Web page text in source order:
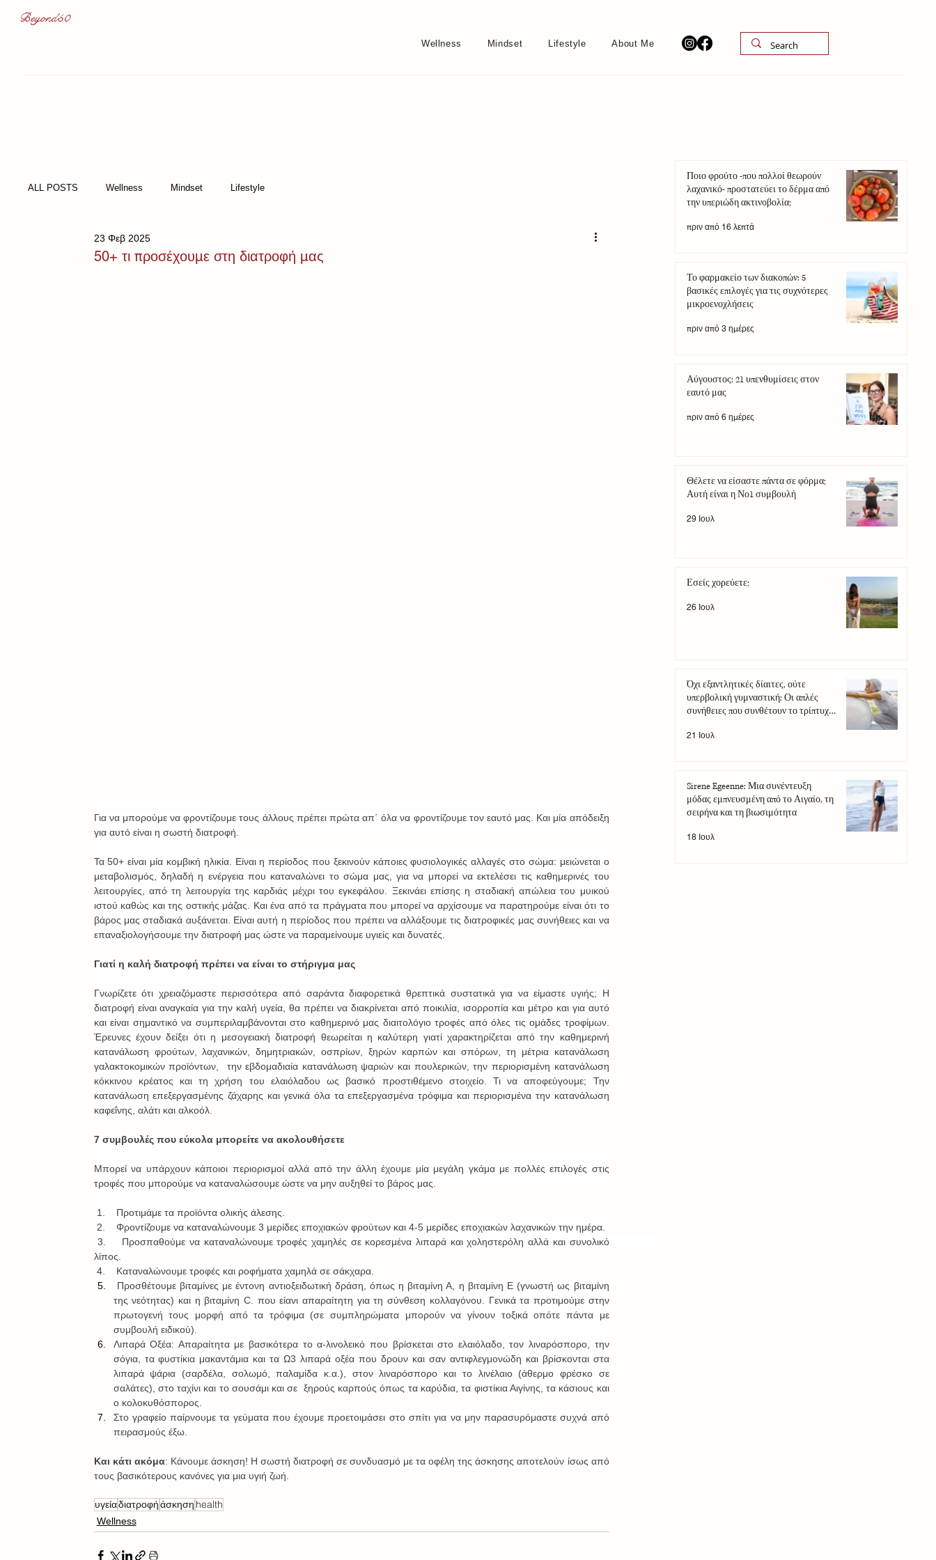
Beyond50
Wellness Mindset Lifestyle About Me
ALL POSTS Wellness Mindset Lifestyle
50+ τι προσέχουμε στη διατροφή μας
23 Φεβ 2025
Για να μπορούμε να φροντίζουμε τους άλλους πρέπει πρώτα απ΄ όλα να φροντίζουμε τον εαυτό μας. Και μία απόδειξη
για αυτό είναι η σωστή διατροφή.
Τα 50+ είναι μία κομβική ηλικία. Είναι η περίοδος που ξεκινούν κάποιες φυσιολογικές αλλαγές στο σώμα: μειώνεται ο
μεταβολισμός, δηλαδή η ενέργεια που καταναλώνει το σώμα μας, για να μπορεί να εκτελέσει τις καθημερινές του
λειτουργίες, από τη λειτουργία της καρδιάς μέχρι του εγκεφάλου. Ξεκινάει επίσης η σταδιακή απώλεια του μυικού
ιστού καθώς και της οστικής μάζας. Και ένα από τα πράγματα που μπορεί να αρχίσουμε να παρατηρούμε είναι ότι το
βάρος μας σταδιακά αυξάνεται. Είναι αυτή η περίοδος που πρέπει να αλλάξουμε τις διατροφικές μας συνήθειες και να
επαναξιολογήσουμε την διατροφή μας ώστε να παραμείνουμε υγιείς και δυνατές.
Γιατί η καλή διατροφή πρέπει να είναι το στήριγμα μας
Γνωρίζετε ότι χρειαζόμαστε περισσότερα από σαράντα διαφορετικά θρεπτικά συστατικά για να είμαστε υγιής; Η
διατροφή είναι αναγκαία για την καλή υγεία, θα πρέπει να διακρίνεται από ποικιλία, ισορροπία και μέτρο και για αυτό
και είναι σημαντικό να συμπεριλαμβάνονται στο καθημερινό μας διαιτολόγιο τροφές από όλες τις ομάδες τροφίμων.
Έρευνες έχουν δείξει ότι η μεσογειακή διατροφή θεωρείται η καλύτερη γιατί χαρακτηρίζεται από την καθημερινή
κατανάλωση φρούτων, λαχανικών, δημητριακών, οσπρίων, ξηρών καρπών και σπόρων, τη μέτρια κατανάλωση
γαλακτοκομικών προϊόντων,  την εβδομαδιαία κατανάλωση ψαριών και πουλερικών, την περιορισμένη κατανάλωση
κόκκινου κρέατος και τη χρήση του ελαιόλαδου ως βασικό προστιθέμενο στοιχείο. Τι να αποφεύγουμε; Την
κατανάλωση επεξεργασμένης ζάχαρης και γενικά όλα τα επεξεργασμένα τρόφιμα και περιορισμένα την κατανάλωση
καφεΐνης, αλάτι και αλκοόλ.
7 συμβουλές που εύκολα μπορείτε να ακολουθήσετε
Μπορεί να υπάρχουν κάποιοι περιορισμοί αλλά από την άλλη έχουμε μία μεγάλη γκάμα με πολλές επιλογές στις
τροφές που μπορούμε να καταναλώσουμε ώστε να μην αυξηθεί το βάρος μας.
1.    Προτιμάμε τα προϊόντα ολικής άλεσης.
2.    Φροντίζουμε να καταναλώνουμε 3 μερίδες εποχιακών φρούτων και 4-5 μερίδες εποχιακών λαχανικών την ημέρα.
3.    Προσπαθούμε να καταναλώνουμε τροφές χαμηλές σε κορεσμένα λιπαρά και χοληστερόλη αλλά και συνολικό
λίπος.
4.    Καταναλώνουμε τροφές και ροφήματα χαμηλά σε σάκχαρα.
της νεότητας) και η βιταμίνη C. που είανι απαραίτητη για τη σύνθεση κολλαγόνου. Γενικά τα προτιμούμε στην
πρωτογενή τους μορφή από τα τρόφιμα (σε συμπληρώματα μπορούν να γίνουν τοξικά οπότε πάντα με
συμβουλή ειδικού).
Λιπαρά Οξέα: Απαραίτητα με βασικότερα το α-λινολεικό που βρίσκεται στο ελαιόλαδο, τον λιναρόσπορο, την
σόγια, τα φυστίκια μακαντάμια και τα Ω3 λιπαρά οξέα που δρουν και σαν αντιφλεγμονώδη και βρίσκονται στα
λιπαρά ψάρια (σαρδέλα, σολωμό, παλαμίδα κ.α.), στον λιναρόσπορο και το λινέλαιο (άθερμο φρέσκο σε
σαλάτες), στο ταχίνι και το σουσάμι και σε  ξηρούς καρπούς όπως τα καρύδια, τα φιστίκια Αιγίνης, τα κάσιους και
ο κολοκυθόσπορος.
Στο γραφείο παίρνουμε τα γεύματα που έχουμε προετοιμάσει στο σπίτι για να μην παρασυρόμαστε συχνά από
πειρασμούς έξω.
Και κάτι ακόμα: Κάνουμε άσκηση! Η σωστή διατροφή σε συνδυασμό με τα οφέλη της άσκησης αποτελούν ίσως από
τους βασικότερους κανόνες για μια υγιή ζωή.
υγείαδιατροφήάσκηση health
Wellness
Ποιο φρούτο -που πολλοί θεωρούν
λαχανικό- προστατεύει το δέρμα από
την υπεριώδη ακτινοβολία;
πριν από 16 λεπτά
Το φαρμακείο των διακοπών: 5
βασικές επιλογές για τις συχνότερες
μικροενοχλήσεις
πριν από 3 ημέρες
Αύγουστος: 21 υπενθυμίσεις στον
εαυτό μας
πριν από 6 ημέρες
Θέλετε να είσαστε πάντα σε φόρμα;
Αυτή είναι η Νο1 συμβουλή
29 Ιουλ
Εσείς χορεύετε;
26 Ιουλ
Όχι εξαντλητικές δίαιτες, ούτε
υπερβολική γυμναστική: Οι απλές
συνήθειες που συνθέτουν το τρίπτυχο
21 Ιουλ
Sirene Egeenne: Μια συνέντευξη
μόδας εμπνευσμένη από το Αιγαίο, τη
σειρήνα και τη βιωσιμότητα
18 Ιουλ